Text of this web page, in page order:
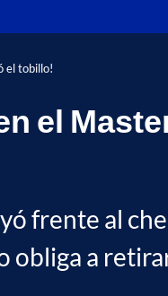
el tobillo!
el
frente al
obliga a